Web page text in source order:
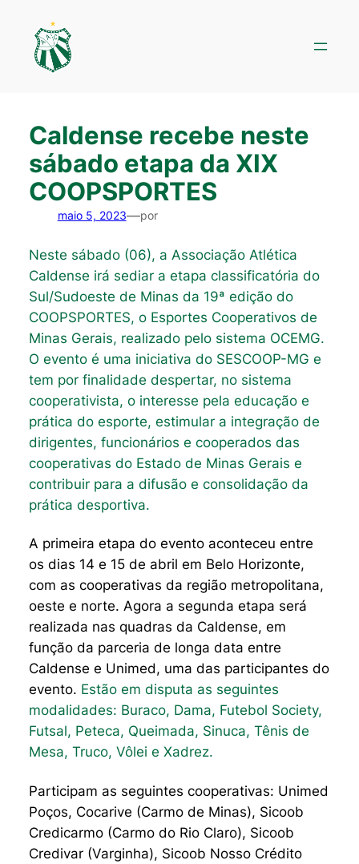
conteúdo
Caldense recebe neste
sábado etapa da XIX
COOPSPORTES
maio 5, 2023—por
Neste sábado (06), a Associação Atlética
Caldense irá sediar a etapa classificatória do
Sul/Sudoeste de Minas da 19ª edição do
COOPSPORTES, o Esportes Cooperativos de
Minas Gerais, realizado pelo sistema OCEMG.
O evento é uma iniciativa do SESCOOP-MG e
tem por finalidade despertar, no sistema
cooperativista, o interesse pela educação e
prática do esporte, estimular a integração de
dirigentes, funcionários e cooperados das
cooperativas do Estado de Minas Gerais e
contribuir para a difusão e consolidação da
prática desportiva.
A primeira etapa do evento aconteceu entre
os dias 14 e 15 de abril em Belo Horizonte,
com as cooperativas da região metropolitana,
oeste e norte. Agora a segunda etapa será
realizada nas quadras da Caldense, em
função da parceria de longa data entre
Caldense e Unimed, uma das participantes do
evento. Estão em disputa as seguintes
modalidades: Buraco, Dama, Futebol Society,
Futsal, Peteca, Queimada, Sinuca, Tênis de
Mesa, Truco, Vôlei e Xadrez.
Participam as seguintes cooperativas: Unimed
Poços, Cocarive (Carmo de Minas), Sicoob
Credicarmo (Carmo do Rio Claro), Sicoob
Credivar (Varginha), Sicoob Nosso Crédito